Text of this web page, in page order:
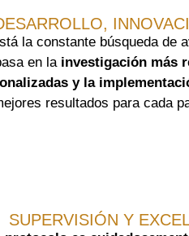
la constante búsqueda de
en la investigación más
y la
resultados para cada
SUPERVISIÓN Y